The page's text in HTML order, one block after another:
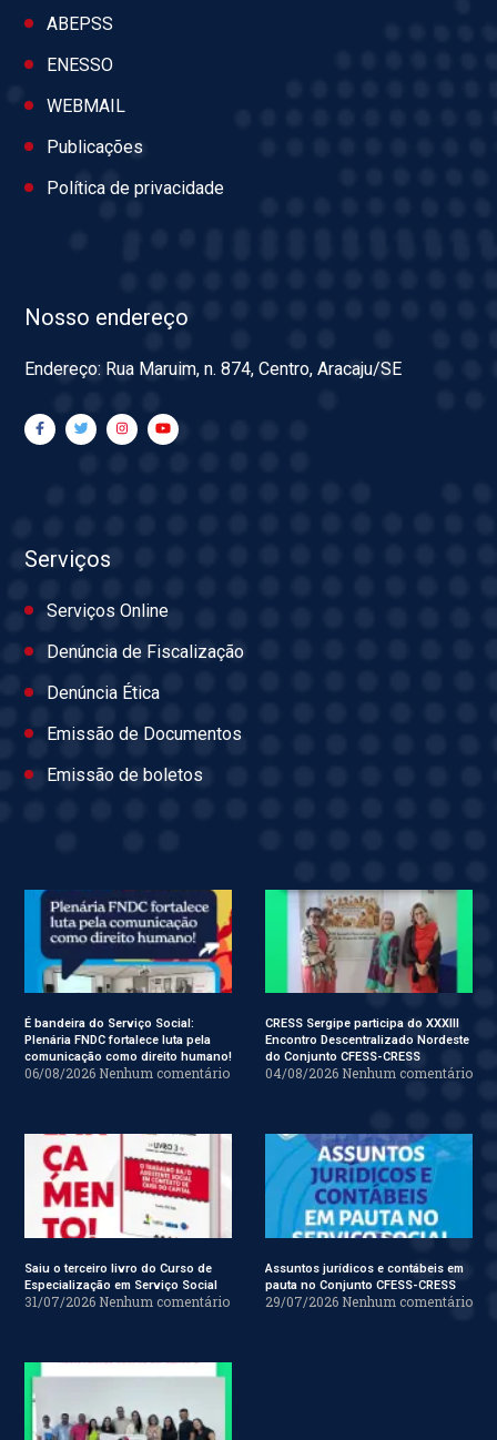
ABEPSS
ENESSO
WEBMAIL
Publicações
Política de privacidade
Nosso endereço
Endereço: Rua Maruim, n. 874, Centro, Aracaju/SE
Serviços
Serviços Online
Denúncia de Fiscalização
Denúncia Ética
Emissão de Documentos
Emissão de boletos
É bandeira do Serviço Social:
Plenária FNDC fortalece luta pela
comunicação como direito humano!
06/08/2026 Nenhum comentário
CRESS Sergipe participa do XXXIII
Encontro Descentralizado Nordeste
do Conjunto CFESS-CRESS
04/08/2026 Nenhum comentário
Saiu o terceiro livro do Curso de
Especialização em Serviço Social
31/07/2026 Nenhum comentário
Assuntos jurídicos e contábeis em
pauta no Conjunto CFESS-CRESS
29/07/2026 Nenhum comentário